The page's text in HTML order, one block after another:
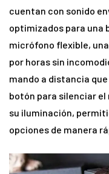
cuentan con sonido
optimizados para una
micrófono flexible,
por horas sin
mando a distancia
botón para silenciar
su iluminación,
opciones de manera